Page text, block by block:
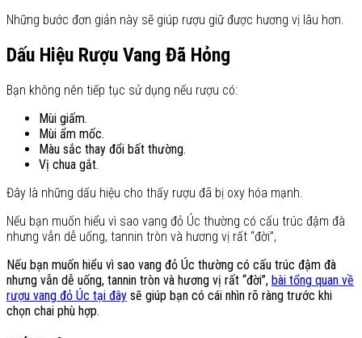
Những bước đơn giản này sẽ giúp rượu giữ được hương vị lâu hơn.
Dấu Hiệu Rượu Vang Đã Hỏng
Bạn không nên tiếp tục sử dụng nếu rượu có:
Mùi giấm.
Mùi ẩm mốc.
Màu sắc thay đổi bất thường.
Vị chua gắt.
Đây là những dấu hiệu cho thấy rượu đã bị oxy hóa mạnh.
Nếu bạn muốn hiểu vì sao vang đỏ Úc thường có cấu trúc đậm đà
nhưng vẫn dễ uống, tannin tròn và hương vị rất “đời”,
Nếu bạn muốn hiểu vì sao vang đỏ Úc thường có cấu trúc đậm đà
nhưng vẫn dễ uống, tannin tròn và hương vị rất “đời”, bài tổng quan về
rượu vang đỏ Úc tại đây sẽ giúp bạn có cái nhìn rõ ràng trước khi
chọn chai phù hợp.